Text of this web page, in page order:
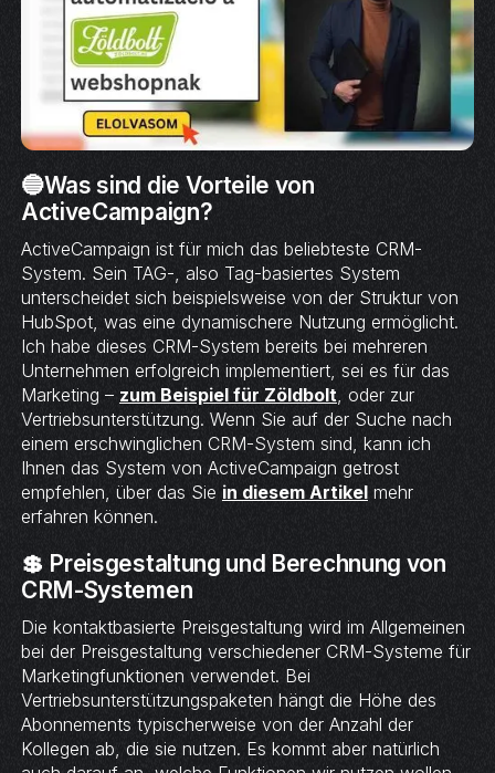
🔵Was sind die Vorteile von
ActiveCampaign?
ActiveCampaign ist für mich das beliebteste CRM-
System. Sein TAG-, also Tag-basiertes System
unterscheidet sich beispielsweise von der Struktur von
HubSpot, was eine dynamischere Nutzung ermöglicht.
Ich habe dieses CRM-System bereits bei mehreren
Unternehmen erfolgreich implementiert, sei es für das
Marketing – zum Beispiel für Zöldbolt , oder zur
Vertriebsunterstützung. Wenn Sie auf der Suche nach
einem erschwinglichen CRM-System sind, kann ich
Ihnen das System von ActiveCampaign getrost
empfehlen, über das Sie in diesem Artikelmehr
erfahren können.
💲 Preisgestaltung und Berechnung von
CRM-Systemen
Die kontaktbasierte Preisgestaltung wird im Allgemeinen
bei der Preisgestaltung verschiedener CRM-Systeme für
Marketingfunktionen verwendet. Bei
Vertriebsunterstützungspaketen hängt die Höhe des
Abonnements typischerweise von der Anzahl der
Kollegen ab, die sie nutzen. Es kommt aber natürlich